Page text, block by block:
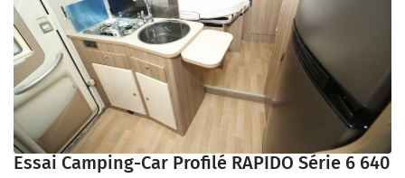
Essai Camping-Car Profilé RAPIDO Série 6 640